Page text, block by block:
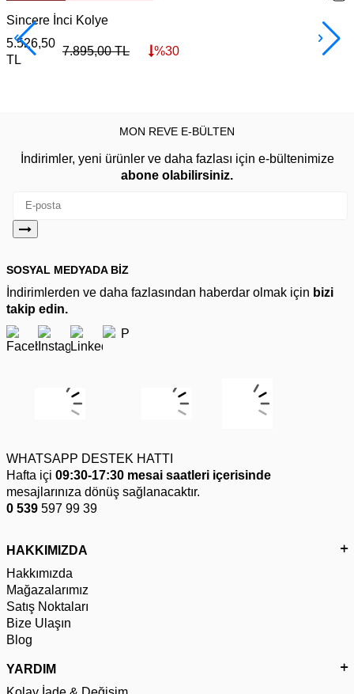
Sincere İnci Kolye
5.526,50
TL
7.895,00TL %30
MON REVE E-BÜLTEN
İndirimler, yeni ürünler ve daha fazlası için e-bültenimize
abone olabilirsiniz.
SOSYAL MEDYADA BİZ
İndirimlerden ve daha fazlasından haberdar olmak için bizi
takip edin.
WHATSAPP DESTEK HATTI
Hafta içi 09:30-17:30 mesai saatleri içerisinde
mesajlarınıza dönüş sağlanacaktır.
0 539 597 99 39
HAKKIMIZDA
Hakkımızda
Mağazalarımız
Satış Noktaları
Bize Ulaşın
Blog
YARDIM